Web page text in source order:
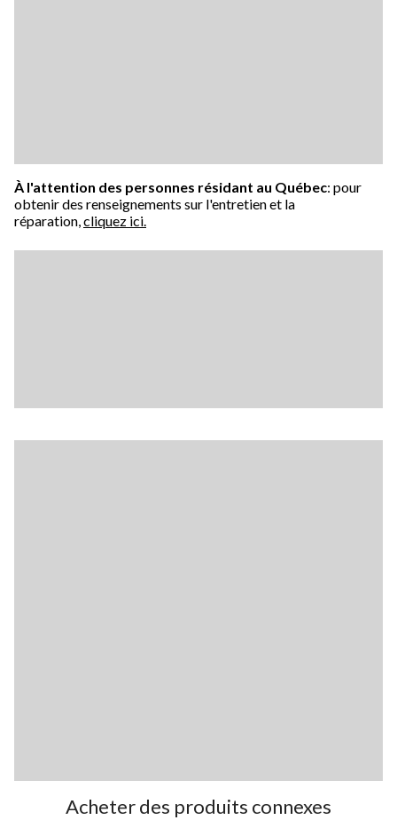
À l'attention des personnes résidant au Québec: pour
obtenir des renseignements sur l'entretien et la
réparation,cliquez ici.
Acheter des produits connexes